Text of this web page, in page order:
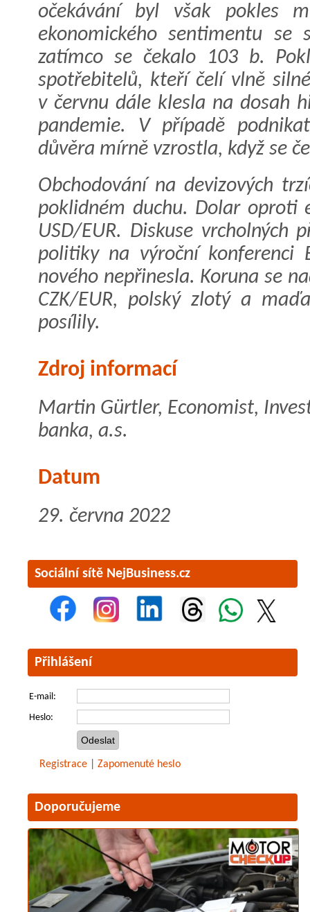
očekávání byl však pokles
ekonomického sentimentu
zatímco se čekalo 103 b.
spotřebitelů, kteří čelí vlně
v červnu dále klesla na dosah
pandemie. V případě
důvěra mírně vzrostla, když se
Obchodování na devizových
poklidném duchu. Dolar oproti
USD/EUR. Diskuse vrcholných
politiky na výroční konferenci
nového nepřinesla. Koruna se
CZK/EUR, polský zlotý a
posílily.
Zdroj informací
Martin Gürtler, Economist,
banka, a.s.
Datum
29. června 2022
Sociální sítě NejBusiness.cz
Přihlášení
E-mail:
Heslo:
Registrace Zapomenuté heslo
Doporučujeme